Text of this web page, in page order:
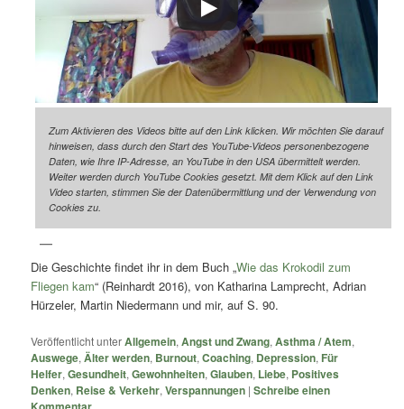
Zum Aktivieren des Videos bitte auf den Link klicken. Wir möchten Sie darauf
hinweisen, dass durch den Start des YouTube-Videos personenbezogene
Daten, wie Ihre IP-Adresse, an YouTube in den USA übermittelt werden.
Weiter werden durch YouTube Cookies gesetzt. Mit dem Klick auf den Link
Video starten, stimmen Sie der Datenübermittlung und der Verwendung von
Cookies zu.
Die Geschichte findet ihr in dem Buch „Wie das Krokodil zum
Fliegen kam“ (Reinhardt 2016), von Katharina Lamprecht, Adrian
Hürzeler, Martin Niedermann und mir, auf S. 90.
Veröffentlicht unterAllgemein,Angst und Zwang,Asthma / Atem,
Auswege,Älter werden, Burnout,Coaching, Depression, Für
Helfer,Gesundheit,Gewohnheiten,Glauben, Liebe, Positives
Denken, Reise & Verkehr,Verspannungen |Schreibe einen